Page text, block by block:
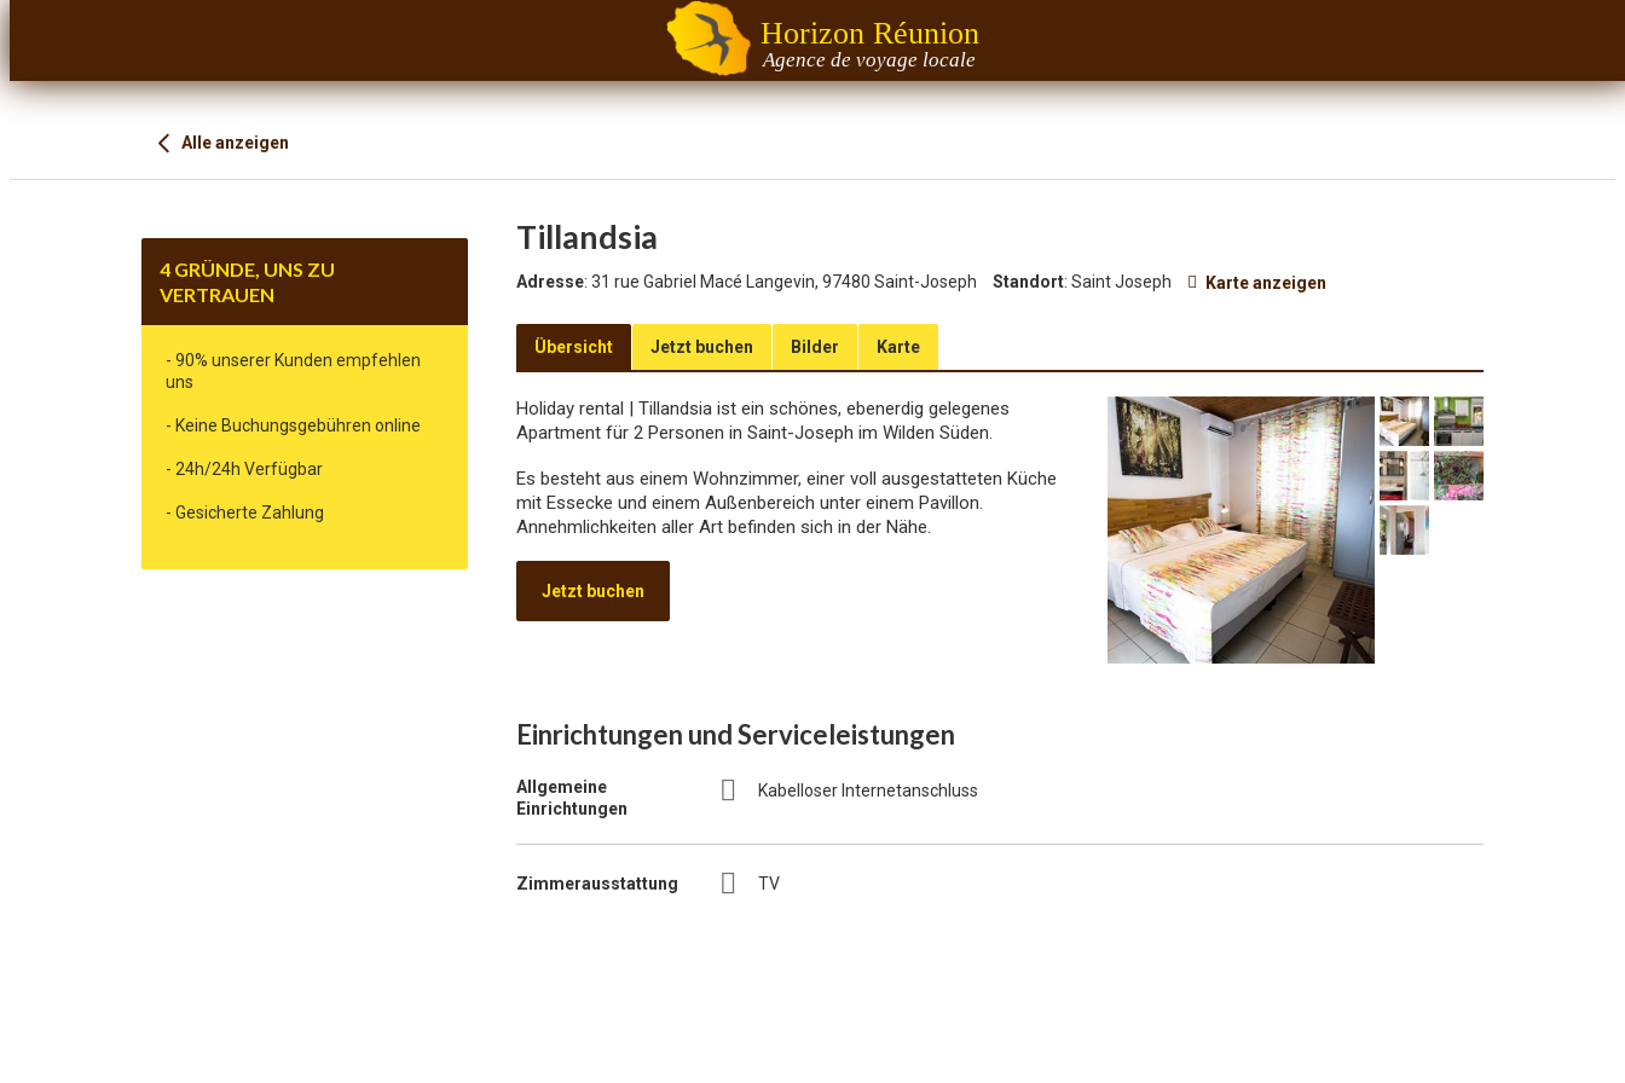
Horizon Réunion
Agence de voyage locale
Alle anzeigen
Tillandsia
Adresse: 31 rue Gabriel Macé Langevin, 97480 Saint-Joseph Standort: Saint Joseph Karte anzeigen
Übersicht Jetzt buchen Bilder Karte
Holiday rental | Tillandsia ist ein schönes, ebenerdig gelegenes
Apartment für 2 Personen in Saint-Joseph im Wilden Süden.
Es besteht aus einem Wohnzimmer, einer voll ausgestatteten Küche
mit Essecke und einem Außenbereich unter einem Pavillon.
Annehmlichkeiten aller Art befinden sich in der Nähe.
Jetzt buchen
Einrichtungen und Serviceleistungen
Allgemeine
Einrichtungen
Kabelloser Internetanschluss
Zimmerausstattung TV
4 GRÜNDE, UNS ZU
VERTRAUEN
- 90% unserer Kunden empfehlen
uns
- Keine Buchungsgebühren online
- 24h/24h Verfügbar
- Gesicherte Zahlung